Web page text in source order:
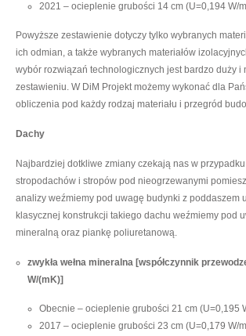
2021 – ocieplenie grubości 14 cm (U=0,194 W/m
Powyższe zestawienie dotyczy tylko wybranych
ich odmian, a także wybranych materiałów
wybór rozwiązań technologicznych jest bardzo duży i
zestawieniu. W DiM Projekt możemy wykonać dla
obliczenia pod każdy rodzaj materiału i przegród
Dachy
Najbardziej dotkliwe zmiany czekają nas w
stropodachów i stropów pod nieogrzewanymi
analizy weźmiemy pod uwagę budynki z poddaszem
klasycznej konstrukcji takiego dachu weźmiemy pod
mineralną oraz piankę poliuretanową.
zwykła wełna mineralna [współczynnik
W/(mK)]
Obecnie – ocieplenie grubości 21 cm (U=0,195
2017 – ocieplenie grubości 23 cm (U=0,179 W/m